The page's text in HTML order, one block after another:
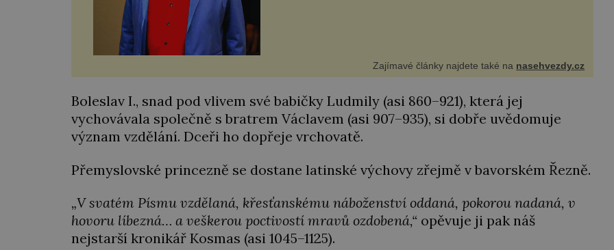
Zajímavé články najdete také na nasehvezdy.cz
Boleslav I., snad pod vlivem své babičky Ludmily (asi 860–921), která jej
vychovávala společně s bratrem Václavem (asi 907–935), si dobře uvědomuje
význam vzdělání. Dceři ho dopřeje vrchovatě.
Přemyslovské princezně se dostane latinské výchovy zřejmě v bavorském Řezně.
„V svatém Písmu vzdělaná, křesťanskému náboženství oddaná, pokorou nadaná, v
hovoru líbezná… a veškerou poctivostí mravů ozdobená,“ opěvuje ji pak náš
nejstarší kronikář Kosmas (asi 1045–1125).